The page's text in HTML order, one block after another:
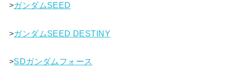
>ガンダムSEED
>ガンダムSEED DESTINY
>SDガンダムフォース